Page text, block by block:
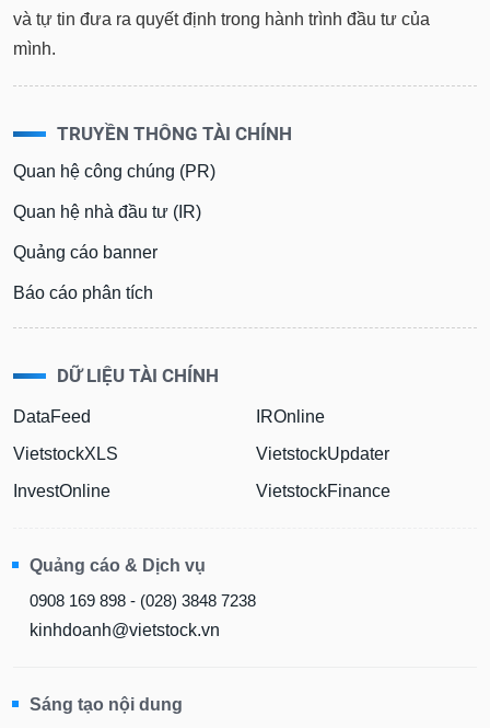
và tự tin đưa ra quyết định trong hành trình đầu tư của
mình.
TRUYỀN THÔNG TÀI CHÍNH
Quan hệ công chúng (PR)
Quan hệ nhà đầu tư (IR)
Quảng cáo banner
Báo cáo phân tích
DỮ LIỆU TÀI CHÍNH
DataFeed
VietstockXLS
InvestOnline
IROnline
VietstockUpdater
VietstockFinance
Quảng cáo & Dịch vụ
0908 169 898 - (028) 3848 7238
kinhdoanh@vietstock.vn
Sáng tạo nội dung